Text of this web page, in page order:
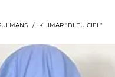
/ KHIMAR "BLEU CIEL"